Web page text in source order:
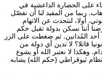
على الحضارة الداعشية في
ربما من المفيد لنا أن نفصّل
أولا، لنتحدث عن الاتهام
أننا نسكن بدولة تقبل حكم
أحد المُدانين. ثم ضغطت على الزر
قاتلا؟ لا تدين أي دولة من
وهكذا لا نعتبر الله أو يشوع
نظام ثيوقراطي (حكم الله) يشابه